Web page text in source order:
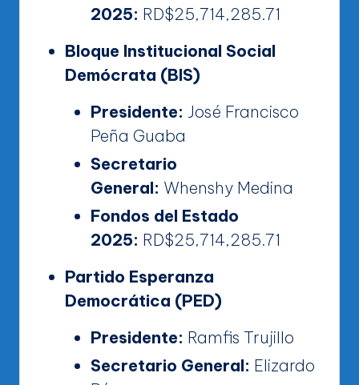
2025: RD$25,714,285.71
Bloque Institucional Social
Demócrata (BIS)
Presidente: José Francisco
Peña Guaba
Secretario
General: Whenshy Medina
Fondos del Estado
2025: RD$25,714,285.71
Partido Esperanza
Democrática (PED)
Presidente: Ramfis Trujillo
Secretario General: Elizardo